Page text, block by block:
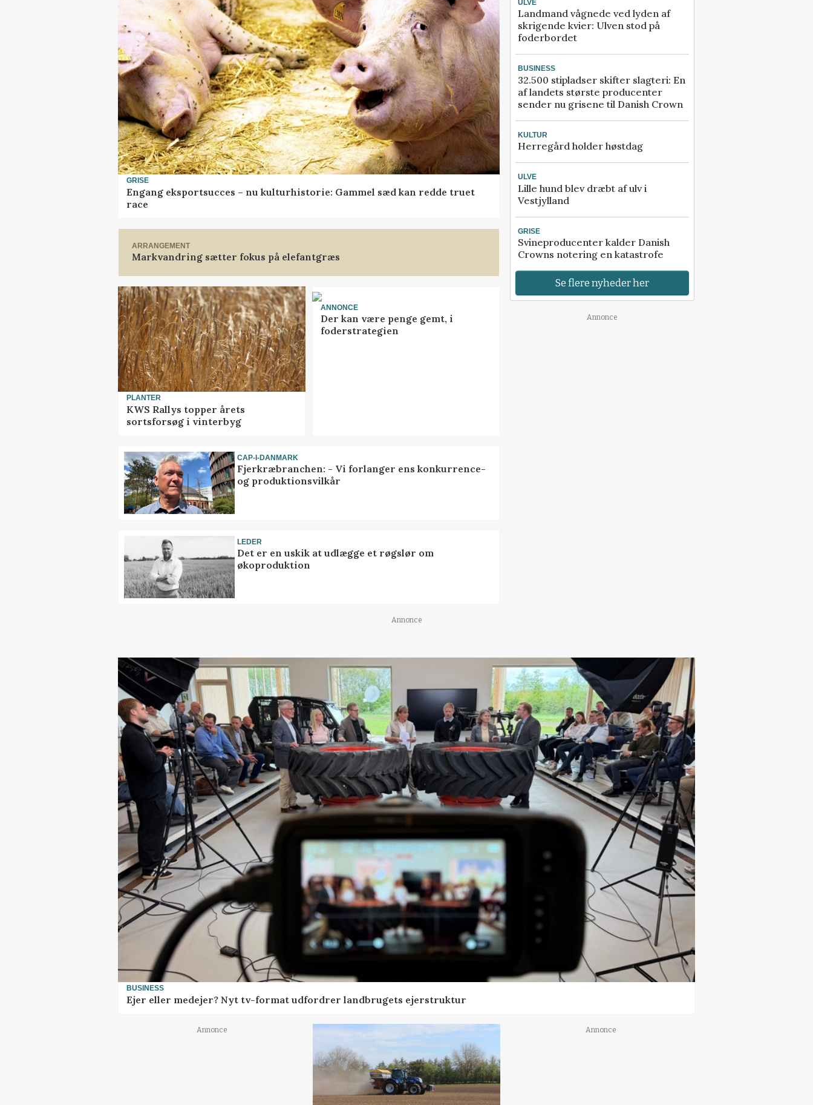
GRISE
Engang eksportsucces – nu kulturhistorie: Gammel sæd kan redde truet
race
ARRANGEMENT
Markvandring sætter fokus på elefantgræs
PLANTER
KWS Rallys topper årets
sortsforsøg i vinterbyg
ANNONCE
Der kan være penge gemt, i
foderstrategien
CAP-I-DANMARK
Fjerkræbranchen: - Vi forlanger ens konkurrence-
og produktionsvilkår
LEDER
Det er en uskik at udlægge et røgslør om
økoproduktion
ULVE
Landmand vågnede ved lyden af
skrigende kvier: Ulven stod på
foderbordet
BUSINESS
32.500 stipladser skifter slagteri: En
af landets største producenter
sender nu grisene til Danish Crown
KULTUR
Herregård holder høstdag
ULVE
Lille hund blev dræbt af ulv i
Vestjylland
GRISE
Svineproducenter kalder Danish
Crowns notering en katastrofe
Se flere nyheder her
Annonce
Annonce
BUSINESS
Ejer eller medejer? Nyt tv-format udfordrer landbrugets ejerstruktur
Annonce Annonce